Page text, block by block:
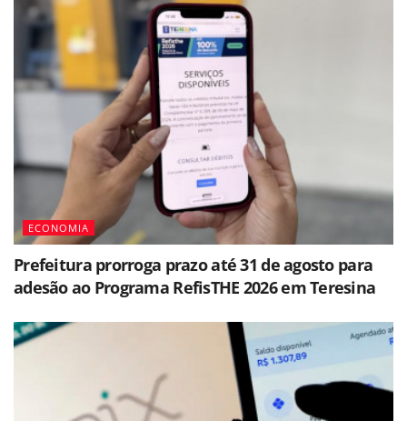
ECONOMIA
Prefeitura prorroga prazo até 31 de agosto para
adesão ao Programa RefisTHE 2026 em Teresina